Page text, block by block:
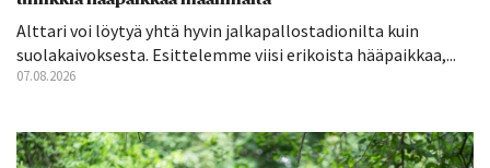
Alttari voi löytyä yhtä hyvin jalkapallostadionilta kuin
suolakaivoksesta. Esittelemme viisi erikoista hääpaikkaa,...
07.08.2026